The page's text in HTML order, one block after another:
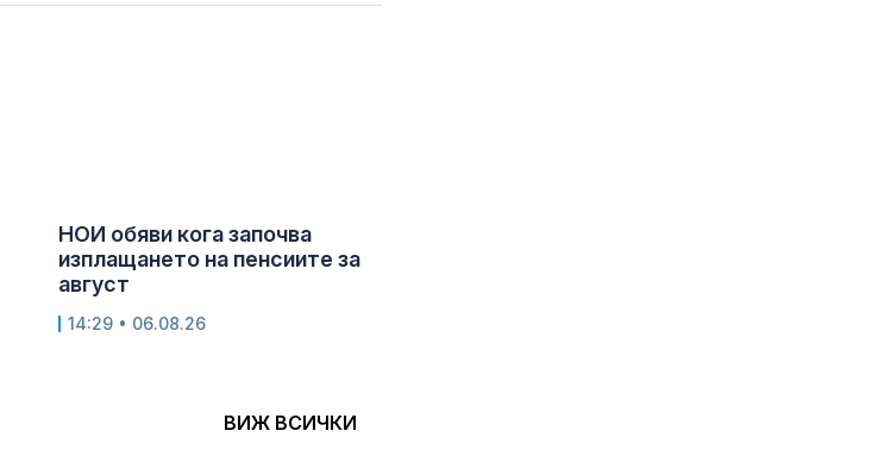
НОИ обяви кога започва
изплащането на пенсиите за
август
14:29 • 06.08.26
ВИЖ ВСИЧКИ